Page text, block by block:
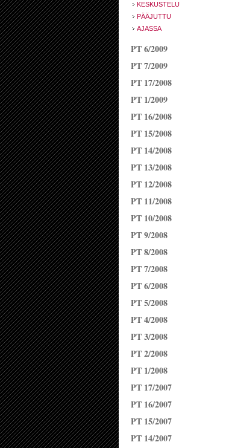
KESKUSTELU
PÄÄJUTTU
AJASSA
PT 6/2009
PT 7/2009
PT 17/2008
PT 1/2009
PT 16/2008
PT 15/2008
PT 14/2008
PT 13/2008
PT 12/2008
PT 11/2008
PT 10/2008
PT 9/2008
PT 8/2008
PT 7/2008
PT 6/2008
PT 5/2008
PT 4/2008
PT 3/2008
PT 2/2008
PT 1/2008
PT 17/2007
PT 16/2007
PT 15/2007
PT 14/2007